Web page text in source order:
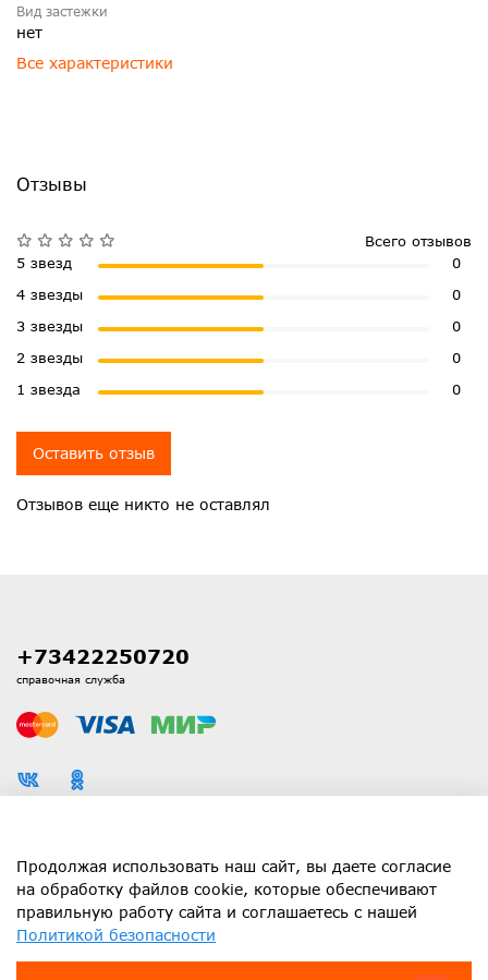
Вид застежки
нет
Все характеристики
Отзывы
Отзывов еще никто не оставлял
Всего отзывов
5 звезд
0
4 звезды
0
3 звезды
0
2 звезды
0
1 звезда
0
Оставить отзыв
Каталог
Информация
+73422250720
справочная служба
Продолжая использовать наш сайт, вы даете согласие
на обработку файлов cookie, которые обеспечивают
правильную работу сайта и соглашаетесь с нашей
Политикой безопасности